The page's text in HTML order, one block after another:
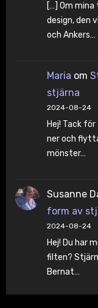
[…] Om mina
design, den
och Ankers…
Maria om
stjärna
2024-08-24
Hej! Tack
ner och
mönster…
Susanne
form av
2024-08-24
Hej! Du har
filten?
Bernat…